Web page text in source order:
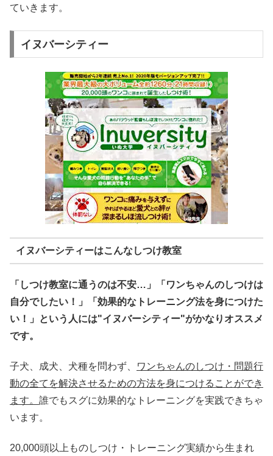
ていきます。
イヌバーシティー
イヌバーシティーはこんなしつけ教室
「しつけ教室に通うのは不安…」「ワンちゃんのしつけは
自分でしたい！」「効果的なトレーニング法を身につけた
い！」という人には"イヌバーシティー"がかなりオススメ
です。
子犬、成犬、犬種を問わず、
ワンちゃんのしつけ・問題行
動の全てを解決させるための方法を身につけることができ
ます。 誰でもスグに効果的なトレーニングを実践できちゃ
います。
20,000頭以上ものしつけ・トレーニング実績から生まれ